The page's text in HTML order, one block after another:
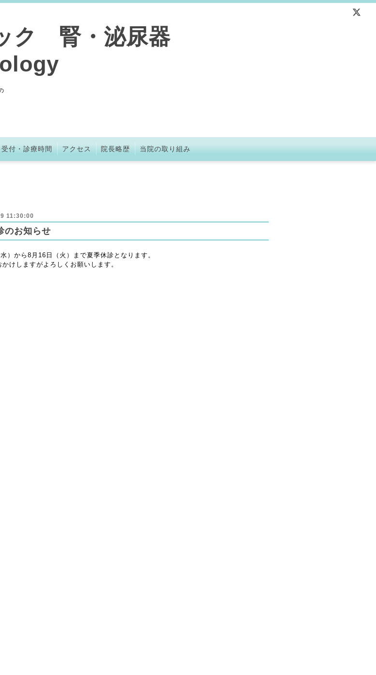
ク 腎・泌尿器
受付・診療時間 アクセス 院長略歴 当院の取り組み
11:30:00
のお知らせ
）から8月16日（火）まで夏季休診となります。
かけしますがよろしくお願いします。